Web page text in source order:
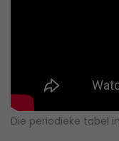
Die periodieke tabel